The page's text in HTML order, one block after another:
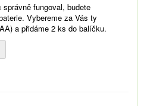
fungoval, budete
Vybereme za Vás ty
a přidáme 2 ks do balíčku.